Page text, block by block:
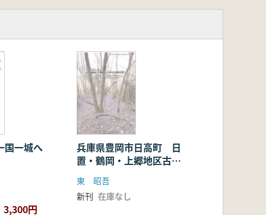
3,300円
兵庫県豊岡市日高町 日
置・鶴岡・上郷地区古墳
分布調査報告書
東 昭吾
新刊 在庫なし